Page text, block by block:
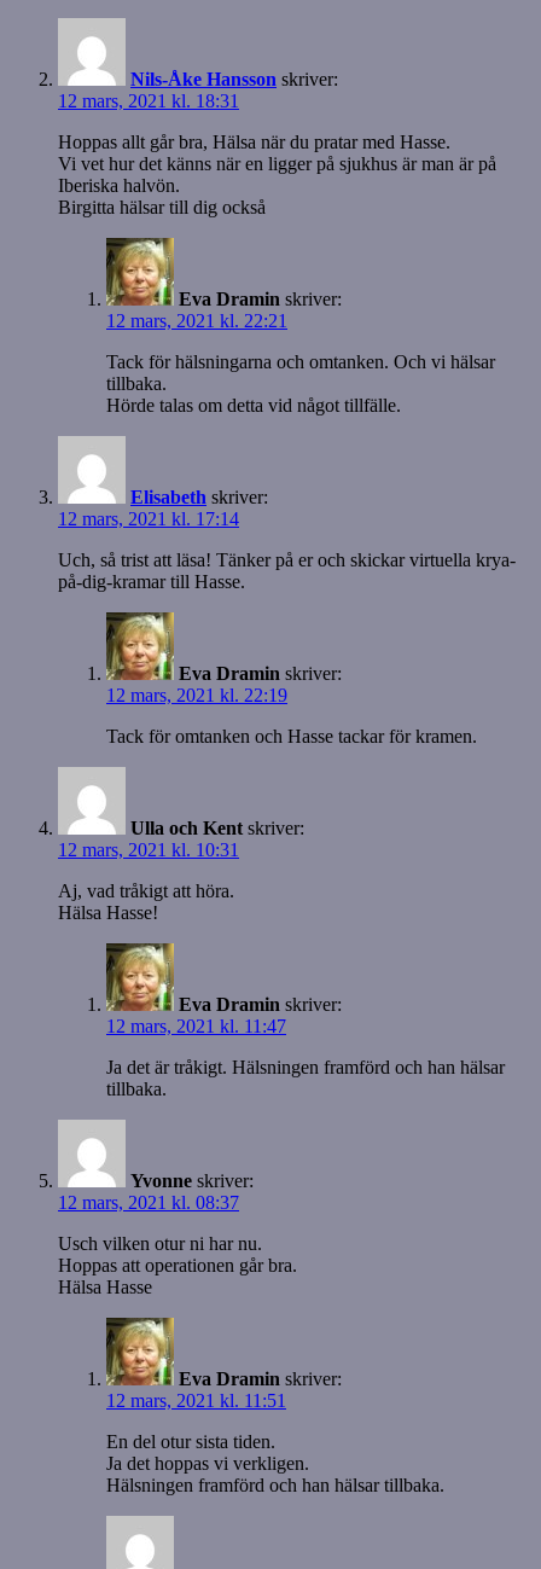
Nils-Åke Hansson skriver:
12 mars, 2021 kl. 18:31
Hoppas allt går bra, Hälsa när du pratar med Hasse.
Vi vet hur det känns när en ligger på sjukhus är man är på
Iberiska halvön.
Birgitta hälsar till dig också
Eva Dramin skriver:
12 mars, 2021 kl. 22:21
Tack för hälsningarna och omtanken. Och vi hälsar
tillbaka.
Hörde talas om detta vid något tillfälle.
Elisabeth skriver:
12 mars, 2021 kl. 17:14
Uch, så trist att läsa! Tänker på er och skickar virtuella krya-
på-dig-kramar till Hasse.
Eva Dramin skriver:
12 mars, 2021 kl. 22:19
Tack för omtanken och Hasse tackar för kramen.
Ulla och Kent skriver:
12 mars, 2021 kl. 10:31
Aj, vad tråkigt att höra.
Hälsa Hasse!
Eva Dramin skriver:
12 mars, 2021 kl. 11:47
Ja det är tråkigt. Hälsningen framförd och han hälsar
tillbaka.
Yvonne skriver:
12 mars, 2021 kl. 08:37
Usch vilken otur ni har nu.
Hoppas att operationen går bra.
Hälsa Hasse
Eva Dramin skriver:
12 mars, 2021 kl. 11:51
En del otur sista tiden.
Ja det hoppas vi verkligen.
Hälsningen framförd och han hälsar tillbaka.